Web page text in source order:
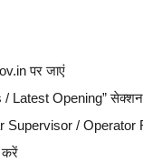
पर जाएं
Latest Opening”
Supervisor /
करें